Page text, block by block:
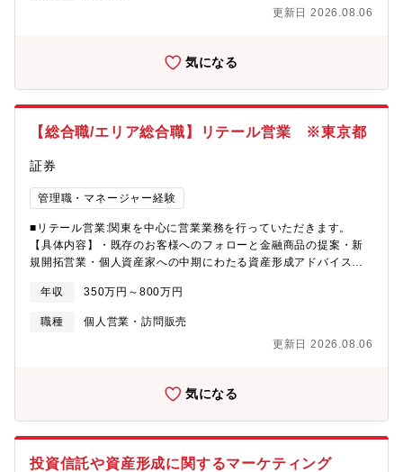
更新日 2026.08.06
気になる
【総合職/エリア総合職】リテール営業 ※東京都
証券
管理職・マネージャー経験
■リテール営業:関東を中心に営業業務を行っていただきます。
【具体内容】・既存のお客様へのフォローと金融商品の提案・新
規開拓営業・個人資産家への中期にわたる資産形成アドバイス※
年収
350万円～800万円
職種
個人営業・訪問販売
更新日 2026.08.06
気になる
投資信託や資産形成に関するマーケティング